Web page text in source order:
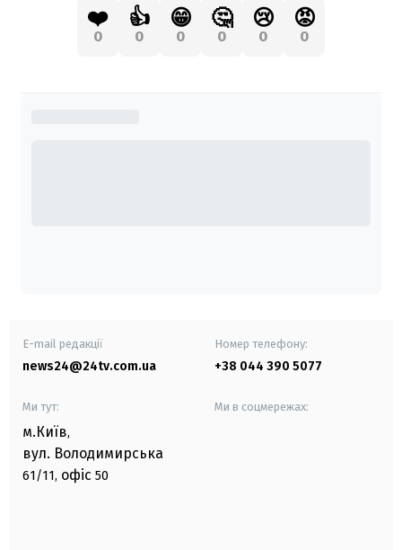
❤️
0
👍
0
😁
0
🤔
0
😢
0
😡
0
E-mail редакції
news24@24tv.com.ua
Номер телефону:
+38 044 390 5077
Ми тут:
м.Київ,
вул. Володимирська
61/11, офіс 50
Ми в соцмережах: